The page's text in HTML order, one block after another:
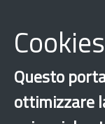
Cookies
Questo
ottimizzare